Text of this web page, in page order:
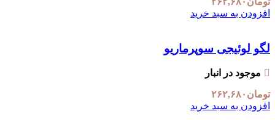
افزودن به سبد خرید
لگو لوئیجی سوپرماریو
موجود در انبار
تومان۲۶۲,۶۸۰
افزودن به سبد خرید